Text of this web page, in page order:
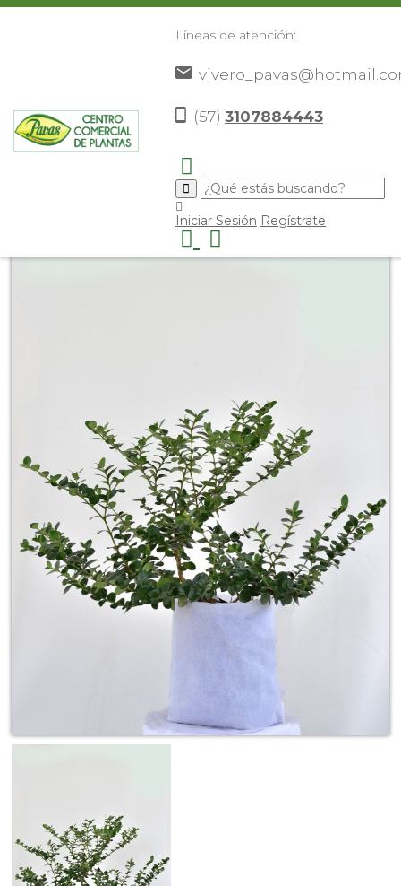
Líneas de atención:
(57) 3107884443
Iniciar Sesión Regístrate
Plantas> Plantas De Exterior>